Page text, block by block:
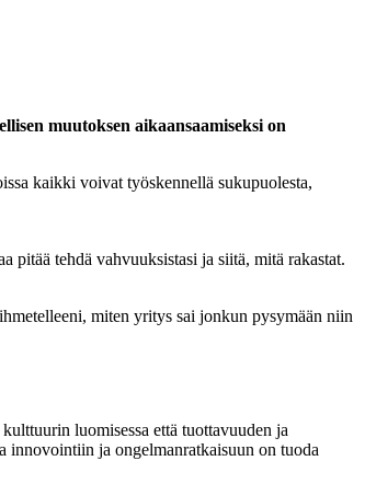
muutoksen aikaansaamiseksi on
kaikki voivat työskennellä sukupuolesta,
pitää tehdä vahvuuksistasi ja siitä, mitä rakastat.
miten yritys sai jonkun pysymään niin
luomisessa että tuottavuuden ja
innovointiin ja ongelmanratkaisuun on tuoda